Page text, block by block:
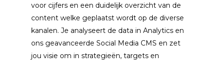
voor cijfers en een duidelijk overzicht van de
content welke geplaatst wordt op de diverse
kanalen. Je analyseert de data in Analytics en
ons geavanceerde Social Media CMS en zet
jou visie om in strategieën, targets en